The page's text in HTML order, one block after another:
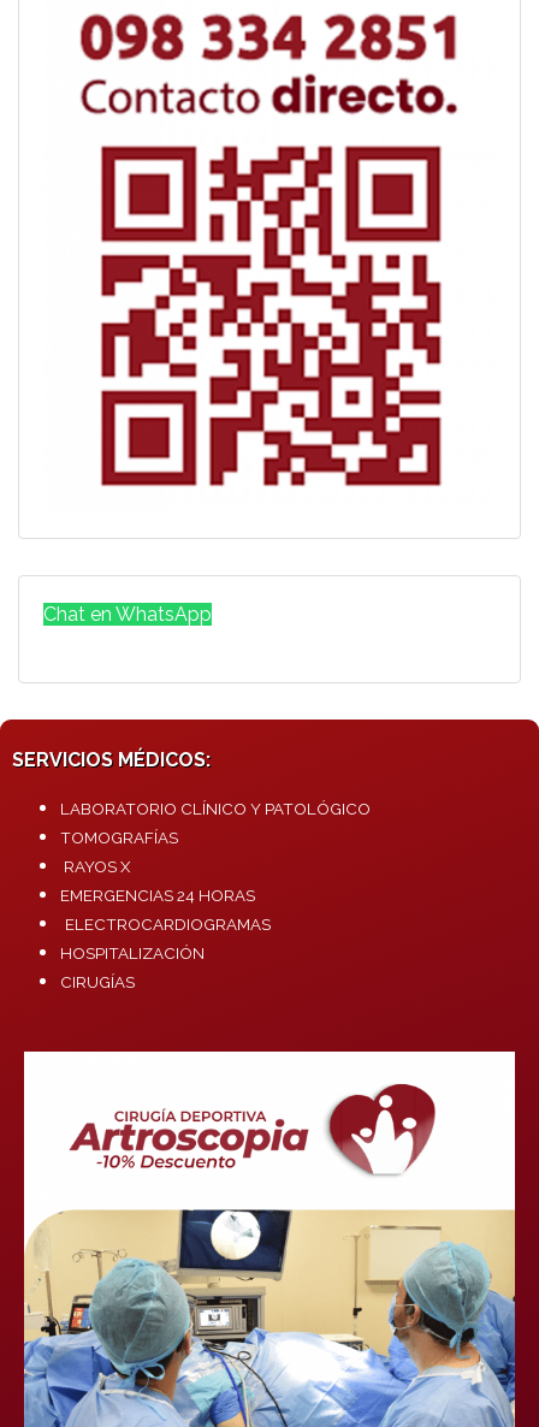
Chat en WhatsApp
SERVICIOS MÉDICOS:
LABORATORIO CLÍNICO Y PATOLÓGICO
TOMOGRAFÍAS
RAYOS X
EMERGENCIAS 24 HORAS
ELECTROCARDIOGRAMAS
HOSPITALIZACIÓN
CIRUGÍAS